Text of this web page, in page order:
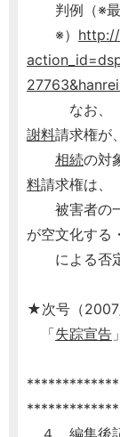
判例（※最
※）
なお、
謝料請求権が、
相続の対
料請求権は、
被害者の一
が空文化する
による否定
★次号（
「失踪宣告